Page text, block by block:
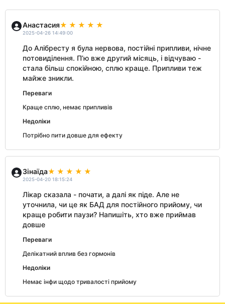
Анастасия
2025-04-26 14:49:00
До Алібресту я була нервова, постійні припливи, нічне
потовиділення. П’ю вже другий місяць, і відчуваю -
стала більш спокійною, сплю краще. Припливи теж
майже зникли.
Переваги
Краще сплю, немає припливів
Недоліки
Потрібно пити довше для ефекту
Зінаїда
2025-04-20 18:15:24
Лікар сказала - почати, а далі як піде. Але не
уточнила, чи це як БАД для постійного прийому, чи
краще робити паузи? Напишіть, хто вже приймав
довше
Переваги
Делікатний вплив без гормонів
Недоліки
Немає інфи щодо тривалості прийому